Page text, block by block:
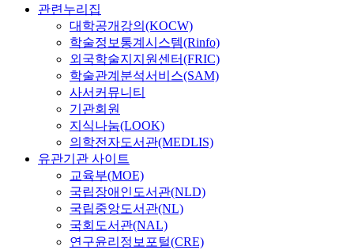
관련누리집
대학공개강의(KOCW)
학술정보통계시스템(Rinfo)
외국학술지지원센터(FRIC)
학술관계분석서비스(SAM)
사서커뮤니티
기관회원
지식나눔(LOOK)
의학전자도서관(MEDLIS)
유관기관 사이트
교육부(MOE)
국립장애인도서관(NLD)
국립중앙도서관(NL)
국회도서관(NAL)
연구윤리정보포털(CRE)